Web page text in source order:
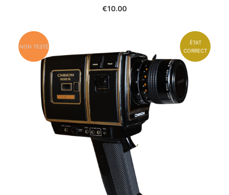
€10.00
NON TESTÉ
ÉTAT
CORRECT